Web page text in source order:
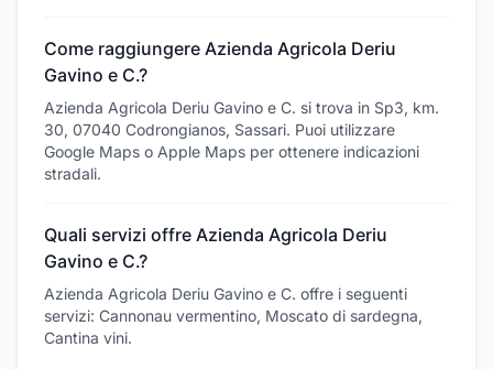
Come raggiungere Azienda Agricola Deriu
Gavino e C.?
Azienda Agricola Deriu Gavino e C. si trova in Sp3, km.
30, 07040 Codrongianos, Sassari. Puoi utilizzare
Google Maps o Apple Maps per ottenere indicazioni
stradali.
Quali servizi offre Azienda Agricola Deriu
Gavino e C.?
Azienda Agricola Deriu Gavino e C. offre i seguenti
servizi: Cannonau vermentino, Moscato di sardegna,
Cantina vini.